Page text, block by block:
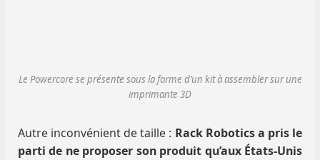
Le Powercore se présente sous la forme d’un kit à assembler sur une
imprimante 3D
Autre inconvénient de taille : Rack Robotics a pris le
parti de ne proposer son produit qu’aux États-Unis